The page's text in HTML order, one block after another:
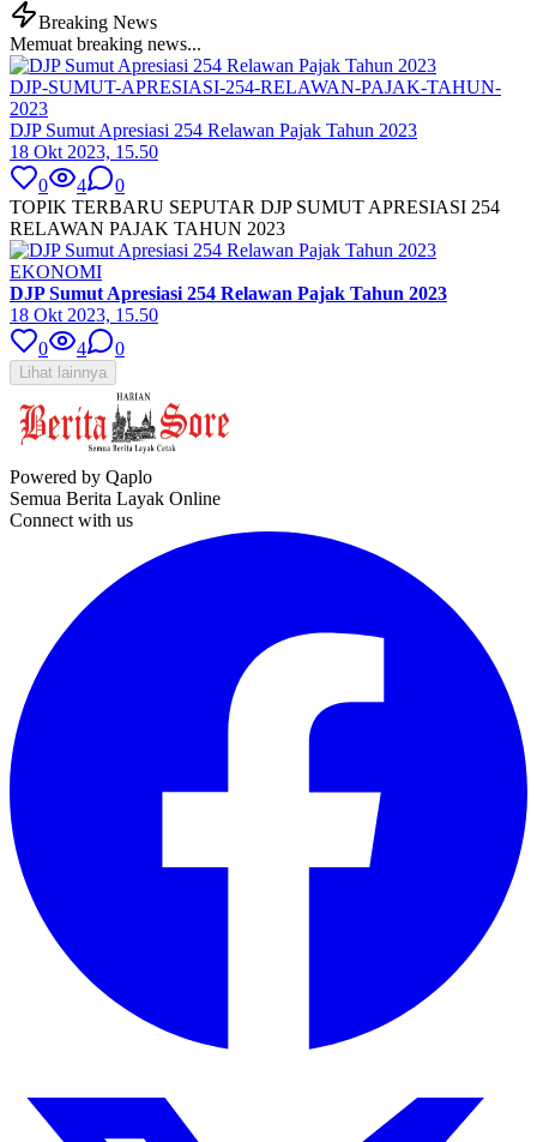
Breaking News
Memuat breaking news...
DJP-SUMUT-APRESIASI-254-RELAWAN-PAJAK-TAHUN-
2023
DJP Sumut Apresiasi 254 Relawan Pajak Tahun 2023
18 Okt 2023, 15.50
0
4
0
TOPIK TERBARU SEPUTAR DJP SUMUT APRESIASI 254
RELAWAN PAJAK TAHUN 2023
EKONOMI
DJP Sumut Apresiasi 254 Relawan Pajak Tahun 2023
18 Okt 2023, 15.50
0
4 0
Lihat lainnya
Powered by Qaplo
Semua Berita Layak Online
Connect with us